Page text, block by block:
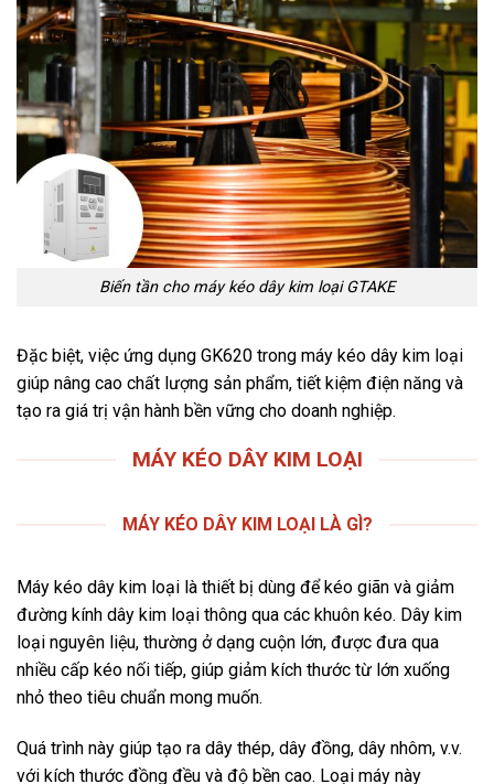
Biến tần cho máy kéo dây kim loại GTAKE
Đặc biệt, việc ứng dụng GK620 trong máy kéo dây kim loại
giúp nâng cao chất lượng sản phẩm, tiết kiệm điện năng và
tạo ra giá trị vận hành bền vững cho doanh nghiệp.
MÁY KÉO DÂY KIM LOẠI
MÁY KÉO DÂY KIM LOẠI LÀ GÌ?
Máy kéo dây kim loại là thiết bị dùng để kéo giãn và giảm
đường kính dây kim loại thông qua các khuôn kéo. Dây kim
loại nguyên liệu, thường ở dạng cuộn lớn, được đưa qua
nhiều cấp kéo nối tiếp, giúp giảm kích thước từ lớn xuống
nhỏ theo tiêu chuẩn mong muốn.
Quá trình này giúp tạo ra dây thép, dây đồng, dây nhôm, v.v.
với kích thước đồng đều và độ bền cao. Loại máy này